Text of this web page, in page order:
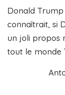
Donald
connaîtrait, si
un joli propos
tout le monde
Antoine